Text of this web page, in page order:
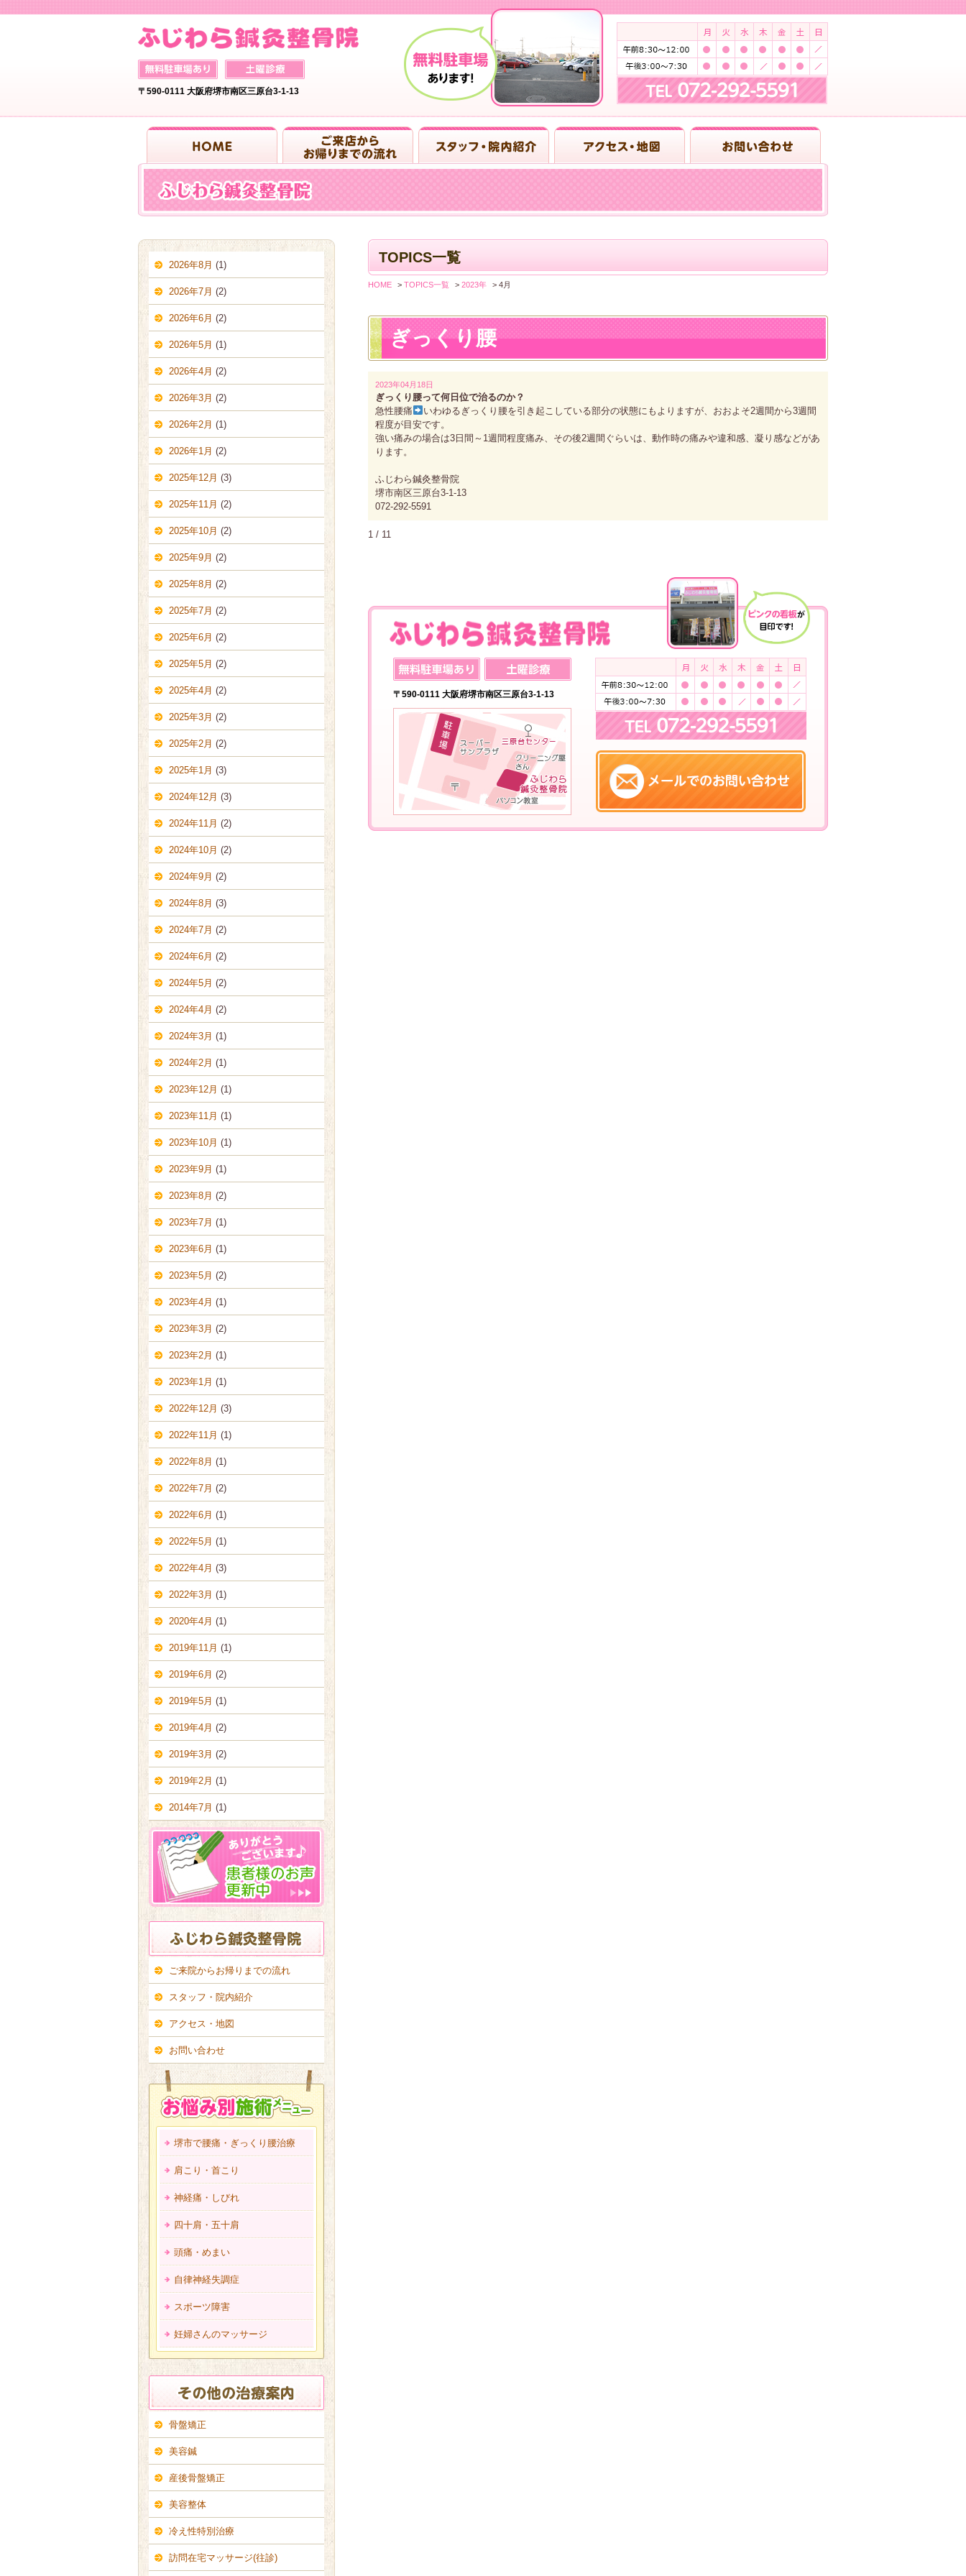
〒590-0111 大阪府堺市南区三原台3-1-13
TOPICS一覧
HOME > TOPICS一覧 > 2023年 > 4月
ぎっくり腰
2023年04月18日
ぎっくり腰って何日位で治るのか？
急性腰痛
いわゆるぎっくり腰を引き起こしている部分の状態にもよりますが、おおよそ2週間から3週間
程度が目安です。
強い痛みの場合は3日間～1週間程度痛み、その後2週間ぐらいは、動作時の痛みや違和感、凝り感などがあ
ります。
ふじわら鍼灸整骨院
堺市南区三原台3-1-13
072-292-5591
1 / 11
〒590-0111 大阪府堺市南区三原台3-1-13
2026年8月 (1)
2026年7月 (2)
2026年6月 (2)
2026年5月 (1)
2026年4月 (2)
2026年3月 (2)
2026年2月 (1)
2026年1月 (2)
2025年12月 (3)
2025年11月 (2)
2025年10月 (2)
2025年9月 (2)
2025年8月 (2)
2025年7月 (2)
2025年6月 (2)
2025年5月 (2)
2025年4月 (2)
2025年3月 (2)
2025年2月 (2)
2025年1月 (3)
2024年12月 (3)
2024年11月 (2)
2024年10月 (2)
2024年9月 (2)
2024年8月 (3)
2024年7月 (2)
2024年6月 (2)
2024年5月 (2)
2024年4月 (2)
2024年3月 (1)
2024年2月 (1)
2023年12月 (1)
2023年11月 (1)
2023年10月 (1)
2023年9月 (1)
2023年8月 (2)
2023年7月 (1)
2023年6月 (1)
2023年5月 (2)
2023年4月 (1)
2023年3月 (2)
2023年2月 (1)
2023年1月 (1)
2022年12月 (3)
2022年11月 (1)
2022年8月 (1)
2022年7月 (2)
2022年6月 (1)
2022年5月 (1)
2022年4月 (3)
2022年3月 (1)
2020年4月 (1)
2019年11月 (1)
2019年6月 (2)
2019年5月 (1)
2019年4月 (2)
2019年3月 (2)
2019年2月 (1)
2014年7月 (1)
ご来院からお帰りまでの流れ
スタッフ・院内紹介
アクセス・地図
お問い合わせ
堺市で腰痛・ぎっくり腰治療
肩こり・首こり
神経痛・しびれ
四十肩・五十肩
頭痛・めまい
自律神経失調症
スポーツ障害
妊婦さんのマッサージ
骨盤矯正
美容鍼
産後骨盤矯正
美容整体
冷え性特別治療
訪問在宅マッサージ(往診)